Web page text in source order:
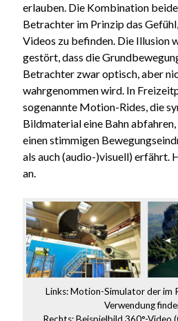
erlauben. Die Kombination
Betrachter im Prinzip das
Videos zu befinden. Die Illusion
gestört, dass die
Betrachter zwar optisch, aber
wahrgenommen wird. In
sogenannte Motion-Rides, die
Bildmaterial eine Bahn
einen stimmigen
als auch (audio-)visuell) erfährt.
an.
Links: Motion-Simulator der im
Verwendung